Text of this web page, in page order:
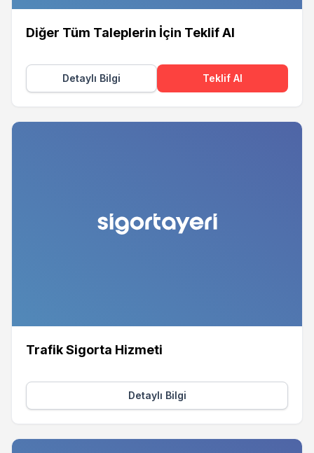
Diğer Tüm Taleplerin İçin Teklif Al
Detaylı Bilgi Teklif Al
Trafik Sigorta Hizmeti
Detaylı Bilgi